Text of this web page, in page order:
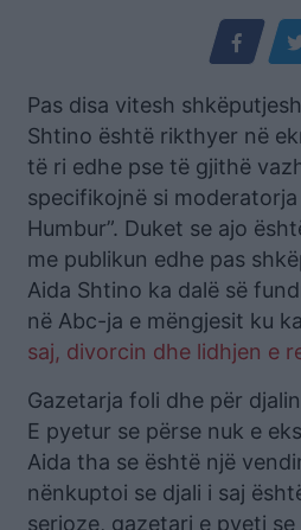
Pas disa vitesh
Shtino është rikthyer në
të ri edhe pse të gjithë
specifikojnë si moderatorja
Humbur”. Duket se ajo
me publikun edhe pas
Aida Shtino ka dalë së
në Abc-ja e mëngjesit ku
saj, divorcin dhe lidhjen e
Gazetarja foli dhe për
E pyetur se përse nuk e
Aida tha se është një
nënkuptoi se djali i saj
serioze, gazetari e pyeti